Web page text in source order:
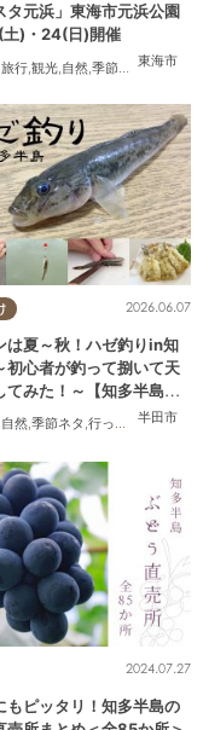
KURUTOHP 東海市
タ元浜」東海市元浜公園
)・24(日)開催
旅行 観光 自然 季節ネタ ,花火
半田市
2026.06.07
は夏～秋！ハゼ釣りin知
初心者が釣って捌いて天
てみた！～【知多半島レ
自然,季節ネタ ,行ってみたレポ
2024.07.27
もピッタリ！知多半島の